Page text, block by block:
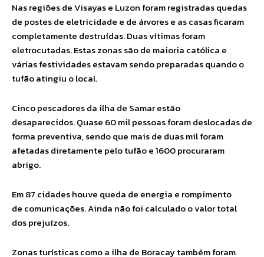
Nas regiões de Visayas e Luzon foram registradas quedas
de postes de eletricidade e de árvores e as casas ficaram
completamente destruídas. Duas vítimas foram
eletrocutadas. Estas zonas são de maioria católica e
várias festividades estavam sendo preparadas quando o
tufão atingiu o local.
Cinco pescadores da ilha de Samar estão
desaparecidos. Quase 60 mil pessoas foram deslocadas de
forma preventiva, sendo que mais de duas mil foram
afetadas diretamente pelo tufão e 1600 procuraram
abrigo.
Em 87 cidades houve queda de energia e rompimento
de comunicações. Ainda não foi calculado o valor total
dos prejuízos.
Zonas turísticas como a ilha de Boracay também foram